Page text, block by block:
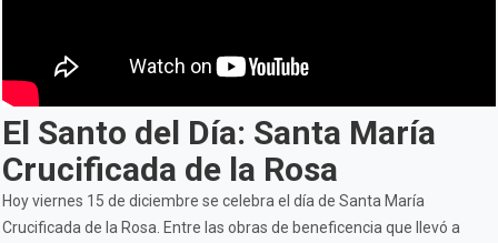
El Santo del Día: Santa María
Crucificada de la Rosa
Hoy viernes 15 de diciembre se celebra el día de Santa María
Crucificada de la Rosa. Entre las obras de beneficencia que llevó a